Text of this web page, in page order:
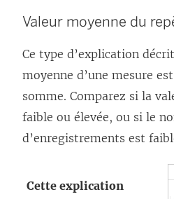
Valeur moyenne du
Ce type d’explication
moyenne d’une mesure
somme. Comparez si la
faible ou élevée, ou si le
d’enregistrements est
Cette explication